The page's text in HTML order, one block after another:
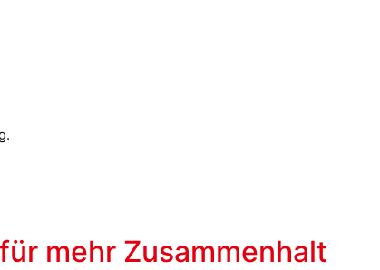
mehr Zusammenhalt